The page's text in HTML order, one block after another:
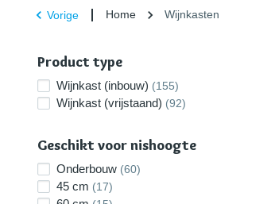
Vorige Home Wijnkasten
Product type
Wijnkast (inbouw) (155)
Wijnkast (vrijstaand) (92)
Geschikt voor nishoogte
Onderbouw (60)
45 cm (17)